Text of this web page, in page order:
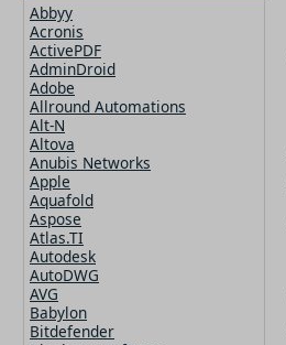
Abbyy
Acronis
ActivePDF
AdminDroid
Adobe
Allround Automations
Alt-N
Altova
Anubis Networks
Apple
Aquafold
Aspose
Atlas.TI
Autodesk
AutoDWG
AVG
Babylon
Bitdefender